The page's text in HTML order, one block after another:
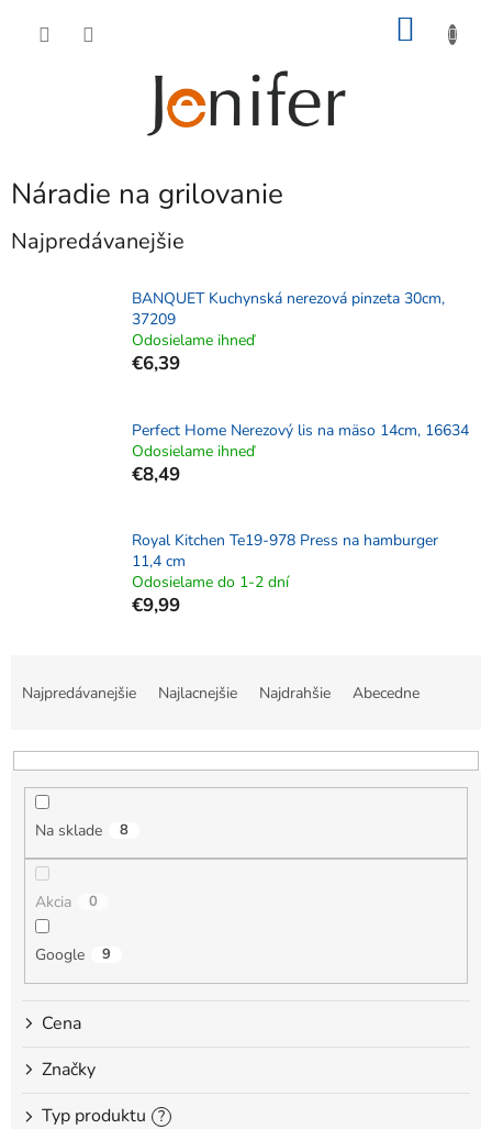
Náradie na grilovanie
Najpredávanejšie
BANQUET Kuchynská nerezová pinzeta 30cm,
37209
Odosielame ihneď
€6,39
Perfect Home Nerezový lis na mäso 14cm, 16634
Odosielame ihneď
€8,49
Royal Kitchen Te19-978 Press na hamburger
11,4 cm
Odosielame do 1-2 dní
€9,99
n
Najpredávanejšie Najlacnejšie Najdrahšie Abecedne
Na sklade 8
Akcia 0
Google 9
Cena
Značky
Typ produktu
?